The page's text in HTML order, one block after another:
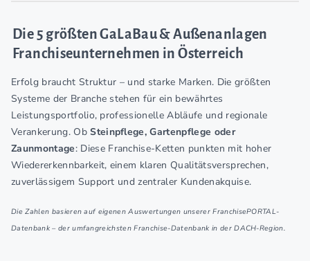
Die 5 größten GaLaBau & Außenanlagen
Franchiseunternehmen in Österreich
Erfolg braucht Struktur – und starke Marken. Die größten
Systeme der Branche stehen für ein bewährtes
Leistungsportfolio, professionelle Abläufe und regionale
Verankerung. ObSteinpflege, Gartenpflege oder
Zaunmontage: Diese Franchise-Ketten punkten mit hoher
Wiedererkennbarkeit, einem klaren Qualitätsversprechen,
zuverlässigem Support und zentraler Kundenakquise.
Die Zahlen basieren auf eigenen Auswertungen unserer FranchisePORTAL-
Datenbank – der umfangreichsten Franchise-Datenbank in der DACH-Region.